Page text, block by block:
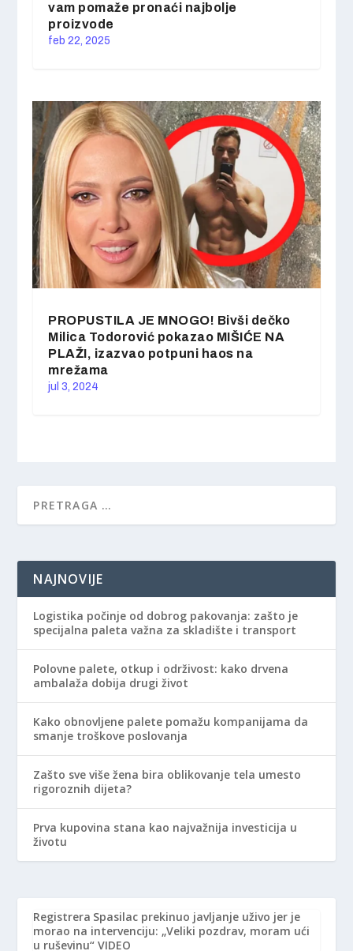
vam pomaže pronaći najbolje
proizvode
feb 22, 2025
PROPUSTILA JE MNOGO! Bivši dečko
Milica Todorović pokazao MIŠIĆE NA
PLAŽI, izazvao potpuni haos na
mrežama
jul 3, 2024
NAJNOVIJE
Logistika počinje od dobrog pakovanja: zašto je
specijalna paleta važna za skladište i transport
Polovne palete, otkup i održivost: kako drvena
ambalaža dobija drugi život
Kako obnovljene palete pomažu kompanijama da
smanje troškove poslovanja
Zašto sve više žena bira oblikovanje tela umesto
rigoroznih dijeta?
Prva kupovina stana kao najvažnija investicija u
životu
Registrera Spasilac prekinuo javljanje uživo jer je
morao na intervenciju: „Veliki pozdrav, moram ući
u ruševinu“ VIDEO